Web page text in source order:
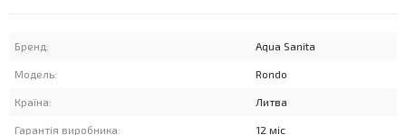
Бренд: Aqua Sanita
Модель: Rondo
Країна: Литва
Гарантія виробника: 12 міс